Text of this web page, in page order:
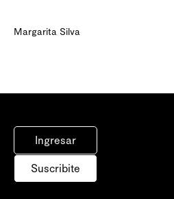
Margarita Silva
Ingresar
Suscribite